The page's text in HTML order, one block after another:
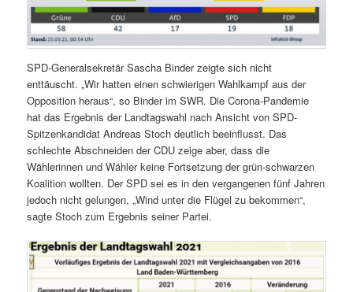
SPD-Generalsekretär Sascha Binder zeigte sich nicht
enttäuscht. „Wir hatten einen schwierigen Wahlkampf aus der
Opposition heraus“, so Binder im SWR. Die Corona-Pandemie
hat das Ergebnis der Landtagswahl nach Ansicht von SPD-
Spitzenkandidat Andreas Stoch deutlich beeinflusst. Das
schlechte Abschneiden der CDU zeige aber, dass die
Wählerinnen und Wähler keine Fortsetzung der grün-schwarzen
Koalition wollten. Der SPD sei es in den vergangenen fünf Jahren
jedoch nicht gelungen, „Wind unter die Flügel zu bekommen“,
sagte Stoch zum Ergebnis seiner Partei.